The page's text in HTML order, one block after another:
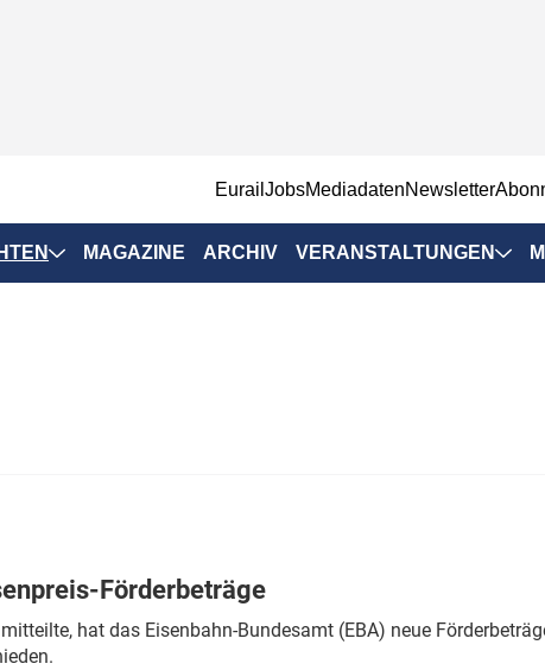
EurailJobsMediadatenNewsletter
& Ausrüstung
MAGAZINE ARCHIV VERANSTALTUNGEN
Förderbeträge
hat das Eisenbahn-Bundesamt (EBA) neue